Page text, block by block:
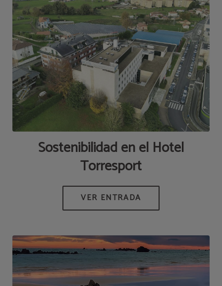
Sostenibilidad en el Hotel
Torresport